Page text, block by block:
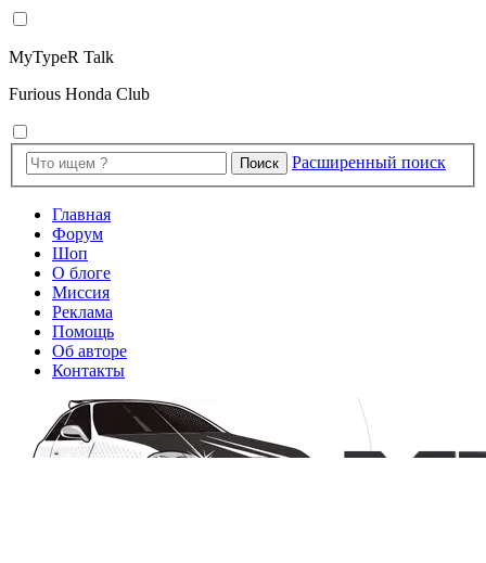
MyTypeR Talk
Furious Honda Club
Поиск Расширенный поиск
Главная
Форум
Шоп
О блоге
Миссия
Реклама
Помощь
Об авторе
Контакты